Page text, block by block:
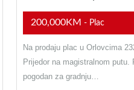
200,000KM - Plac
Na prodaju plac u Orlovcima
Prijedor na magistralnom
pogodan za gradnju…